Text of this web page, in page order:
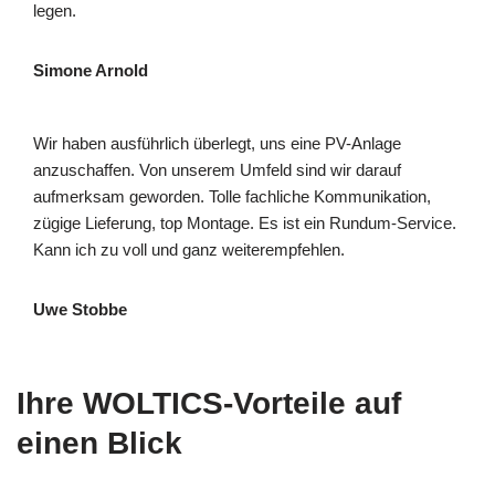
legen.
Simone Arnold
Wir haben ausführlich überlegt, uns eine PV-Anlage
anzuschaffen. Von unserem Umfeld sind wir darauf
aufmerksam geworden. Tolle fachliche Kommunikation,
zügige Lieferung, top Montage. Es ist ein Rundum-Service.
Kann ich zu voll und ganz weiterempfehlen.
Uwe Stobbe
Ihre WOLTICS-Vorteile auf
einen Blick